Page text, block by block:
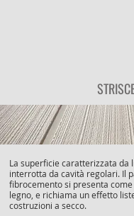
La superficie caratterizzata da
interrotta da cavità regolari. Il
fibrocemento si presenta
legno, e richiama un effetto
costruzioni a secco.